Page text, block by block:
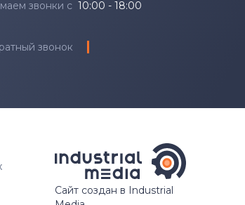
звонки с 10:00 - 18:00
звонок
Сайт создан в Industrial